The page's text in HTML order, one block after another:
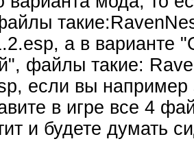
а в варианте
файлы такие:
если вы например
в игре все 4
и будете думать